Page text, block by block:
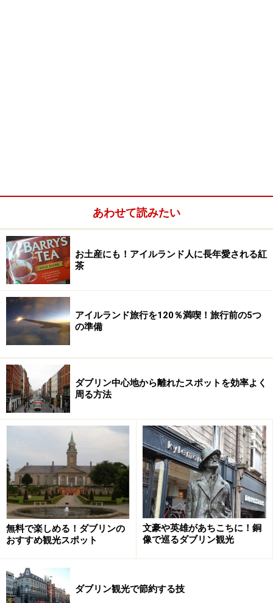
あわせて読みたい
お土産にも！アイルランド人に長年愛される紅
茶
アイルランド旅行を120％満喫！旅行前の5つ
の準備
ダブリン中心地から離れたスポットを効率よく
周る方法
無料で楽しめる！ダブリンの
おすすめ観光スポット
文豪や英雄があちこちに！銅
像で巡るダブリン観光
ダブリン観光で節約する技